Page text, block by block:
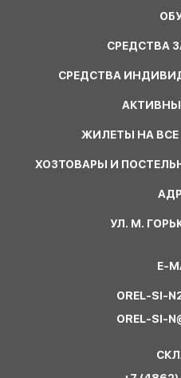
СРЕДСТВА
СРЕДСТВА
ЖИЛЕТЫ НА
ХОЗТОВАРЫ И
УЛ. М.
E-
OREL-SI-
OREL-SI-